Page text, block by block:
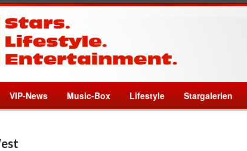
VIP-News Music-Box Lifestyle Stargalerien